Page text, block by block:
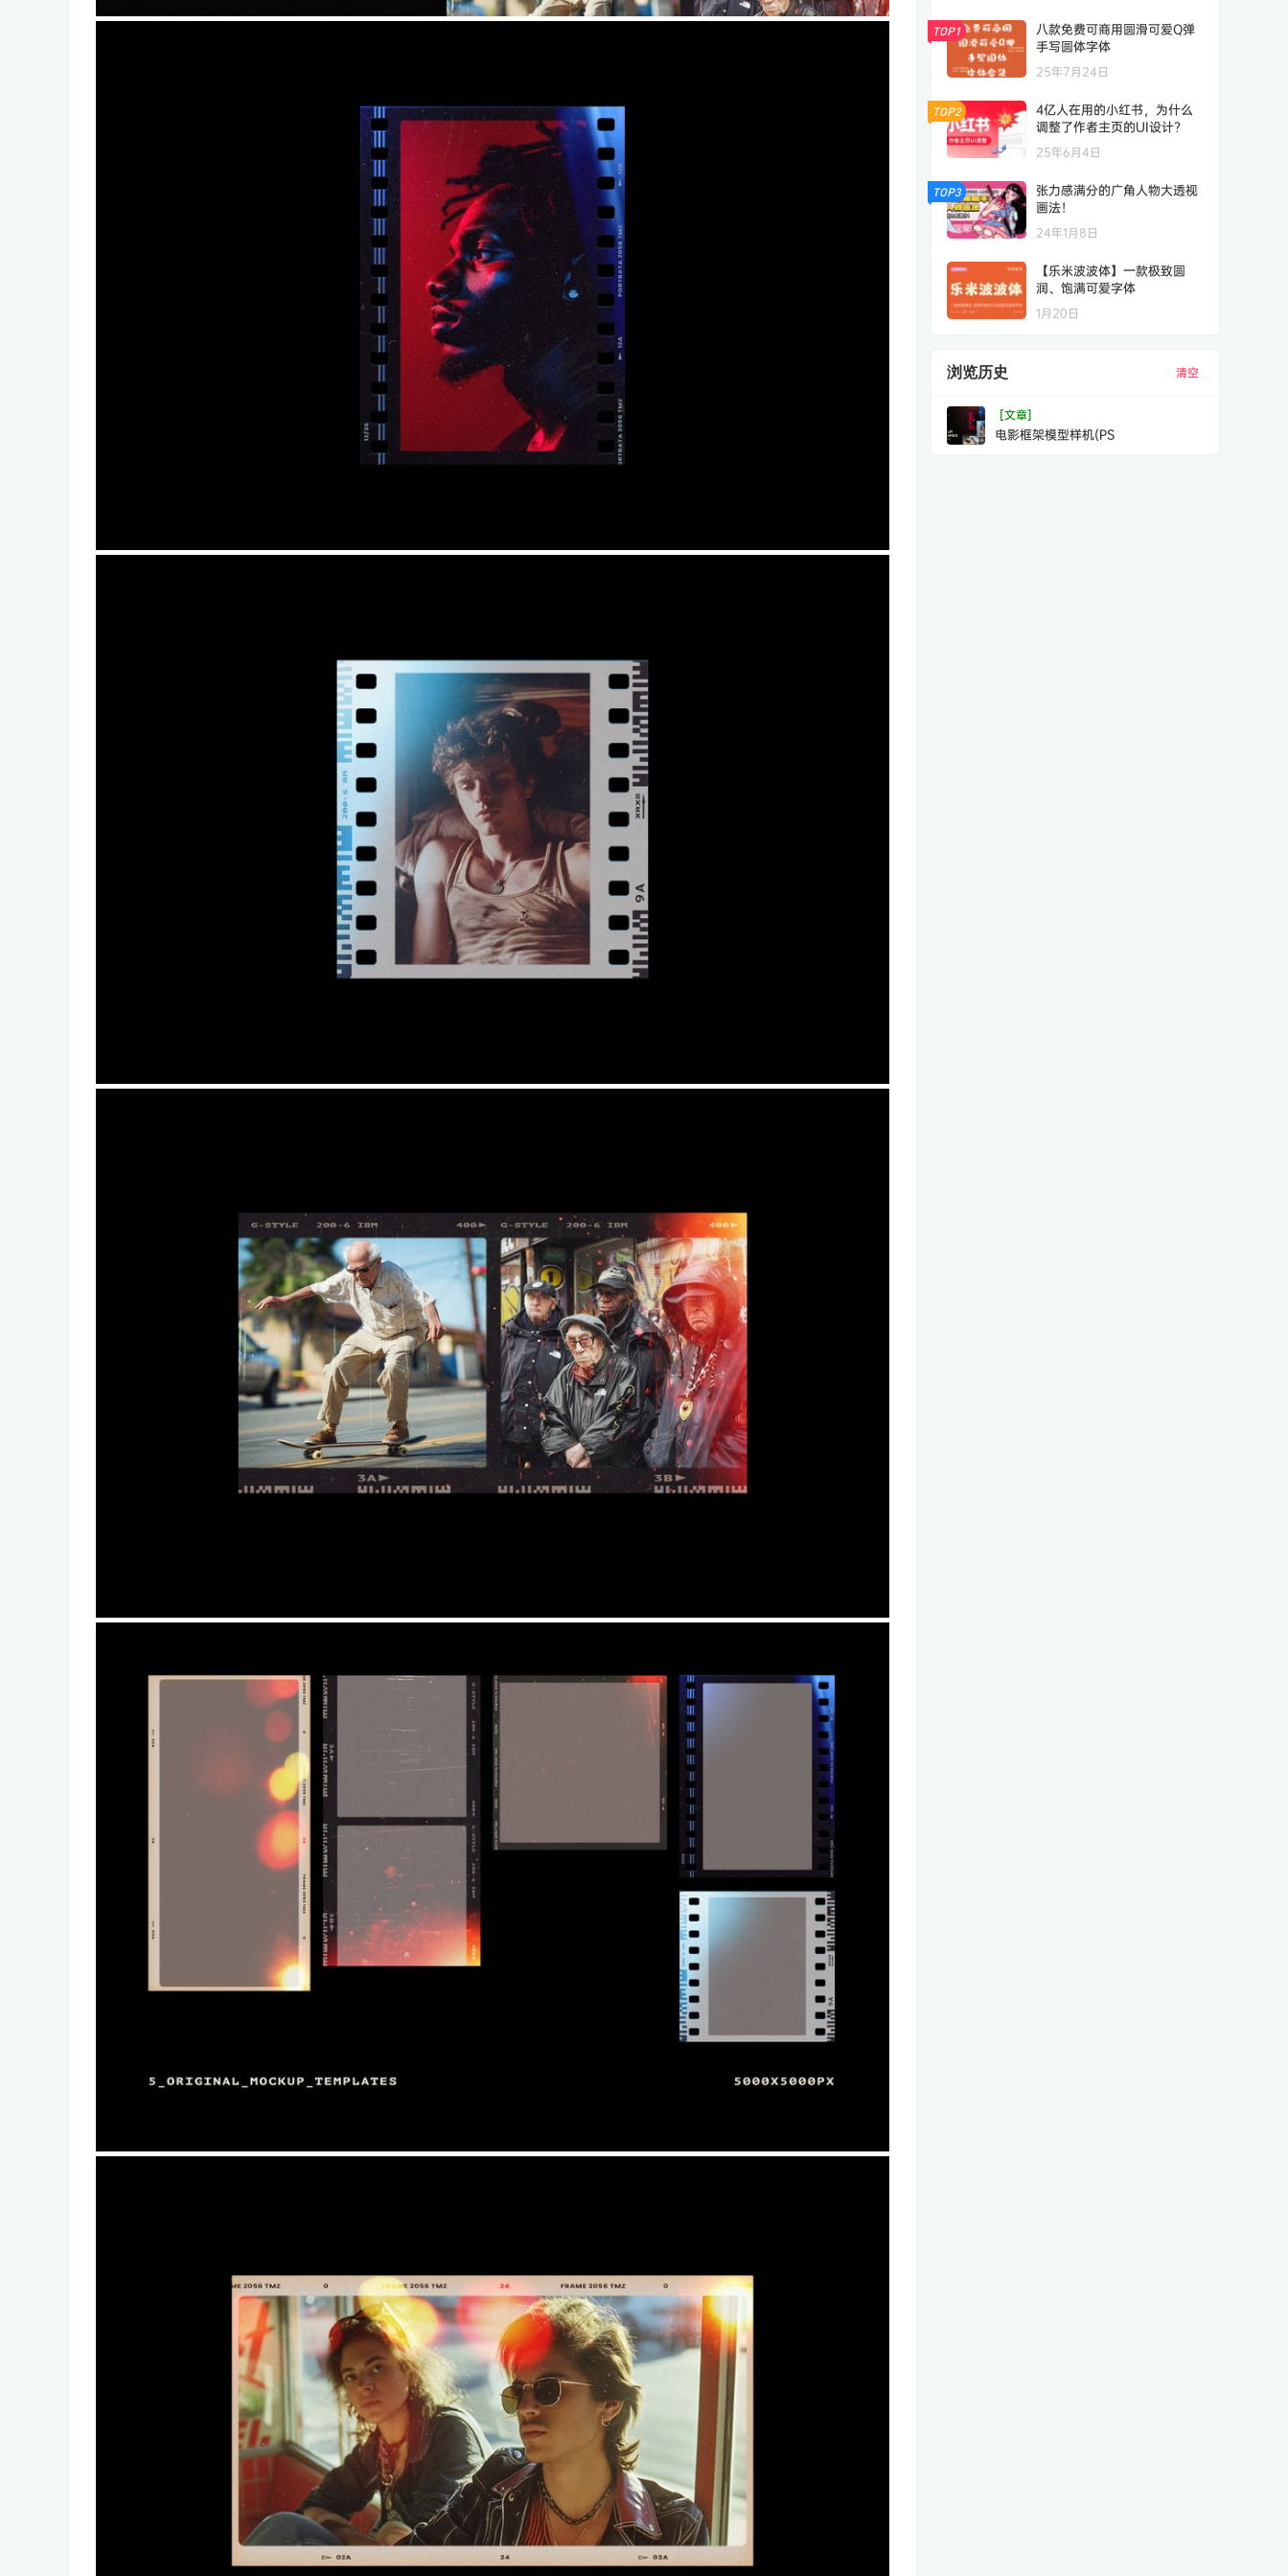
TOP1
八款免费可商用圆滑可爱Q弹
手写圆体字体
25年7月24日
TOP2
4亿人在用的小红书，为什么
调整了作者主页的UI设计？
25年6月4日
TOP3
张力感满分的广角人物大透视
画法！
24年1月8日
【乐米波波体】一款极致圆
润、饱满可爱字体
1月20日
浏览历史 清空
[文章]
电影框架模型样机(PS